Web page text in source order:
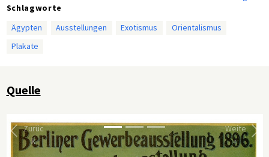
der Zigarettenwerbung und -verpackung werden.
Das zweite Bild ist eine Reproduktion eines Gemäldes, das die Exotik
zu erleben war. Neben der Rekonstruktion der Großen Pyramide (die
auf der linken Seite zu sehen. Der Künstler stellte außerdem den Prunk
Bei dem dritten Bild handelt es sich um ein Foto, das eine Aufführung
von „Beduinen“ für Kaiser Wilhelm II. und sein Gefolge in der
Sonderausstellung Kairo zeigt. Wilhelm II. stand der Berliner
Schlagworte
Ägypten
Ausstellungen Exotismus
Orientalismus
Plakate
Quelle
Zurüc
k
Weite
r